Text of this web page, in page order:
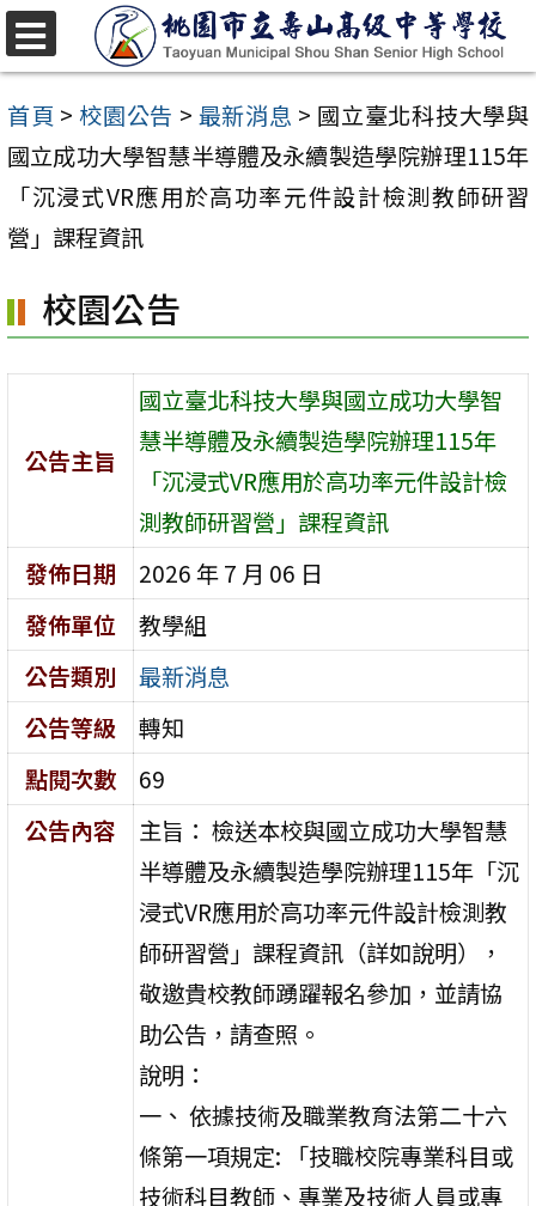
跳
至
主
要
容
首頁 > 校園公告 > 最新消息 > 國立臺北科技大學與
國立成功大學智慧半導體及永續製造學院辦理115年
「沉浸式VR應用於高功率元件設計檢測教師研習
營」課程資訊
校園公告
公告主旨
國立臺北科技大學與國立成功大學智
慧半導體及永續製造學院辦理115年
「沉浸式VR應用於高功率元件設計檢
測教師研習營」課程資訊
發佈日期
2026 年 7 月 06 日
發佈單位
教學組
公告類別
最新消息
公告等級
轉知
點閱次數
69
公告內容
主旨： 檢送本校與國立成功大學智慧
半導體及永續製造學院辦理115年「沉
浸式VR應用於高功率元件設計檢測教
師研習營」課程資訊（詳如說明），
敬邀貴校教師踴躍報名參加，並請協
助公告，請查照。
說明：
一、 依據技術及職業教育法第二十六
條第一項規定: 「技職校院專業科目或
技術科目教師、專業及技術人員或專
選
單